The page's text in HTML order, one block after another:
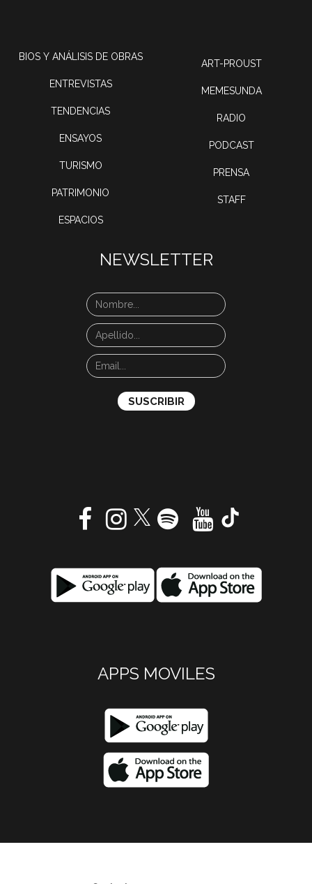
BIOS Y ANÁLISIS DE OBRAS
ENTREVISTAS
TENDENCIAS
ENSAYOS
TURISMO
PATRIMONIO
ESPACIOS
ART-PROUST
MEMESUNDA
RADIO
PODCAST
PRENSA
STAFF
NEWSLETTER
APPS MOVILES